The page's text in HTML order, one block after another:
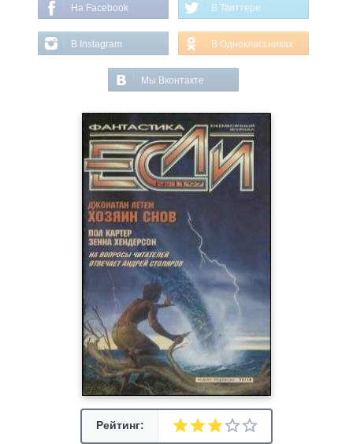
На Facebook В Твиттере
В Instagram В Одноклассниках
Мы Вконтакте
Рейтинг: